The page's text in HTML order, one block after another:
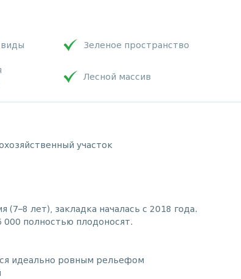
Зеленое пространство
Лесной массив
участок
лет), закладка началась с 2018 года.
полностью плодоносят.
идеально ровным рельефом